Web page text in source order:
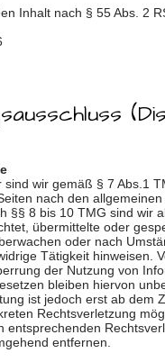
Inhalt nach § 55 Abs. 2
sind wir gemäß § 7 Abs.1
nach den
§§ 8 bis 10 TMG sind wir
übermittelte oder
oder nach
Tätigkeit hinweisen.
der Nutzung von
bleiben hiervon
ist jedoch erst ab dem
Rechtsverletzung
entsprechenden
entfernen.